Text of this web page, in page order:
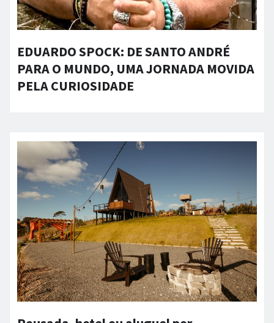
EDUARDO SPOCK: DE SANTO ANDRÉ
PARA O MUNDO, UMA JORNADA MOVIDA
PELA CURIOSIDADE